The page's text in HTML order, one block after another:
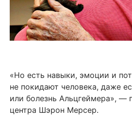
«Но есть навыки, эмоции и
не покидают человека, даже
или болезнь Альцгеймера», —
центра Шэрон Мерсер.